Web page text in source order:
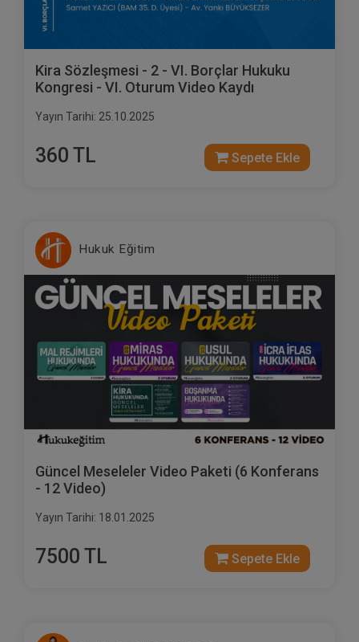
Kira Sözleşmesi - 2 - VI. Borçlar Hukuku
Kongresi - VI. Oturum Video Kaydı
Yayın Tarihi: 25.10.2025
360 TL Sepete Ekle
Hukuk Eğitim
Güncel Meseleler Video Paketi (6 Konferans
- 12 Video)
Yayın Tarihi: 18.01.2025
7500 TL Sepete Ekle